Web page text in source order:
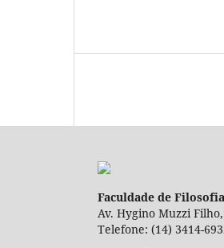
Faculdade de
Av. Hygino Muzzi
Telefone: (14) 3414-